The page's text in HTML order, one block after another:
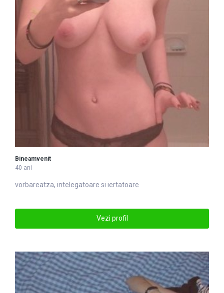
Bineamvenit
40 ani
vorbareatza, intelegatoare si iertatoare
Vezi profil